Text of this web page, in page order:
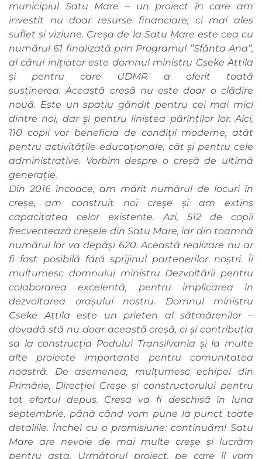
municipiul Satu Mare – un proiect în care am
investit nu doar resurse financiare, ci mai ales
suflet și viziune. Creșa de la Satu Mare este cea cu
numărul 61 finalizată prin Programul ”Sfânta Ana”,
al cărui inițiator este domnul ministru Cseke Attila
și pentru care UDMR a oferit toată
susținerea. Această creșă nu este doar o clădire
nouă. Este un spațiu gândit pentru cei mai mici
dintre noi, dar și pentru liniștea părinților lor. Aici,
110 copii vor beneficia de condiții moderne, atât
pentru activitățile educaționale, cât și pentru cele
administrative. Vorbim despre o creșă de ultimă
generație.
Din 2016 încoace, am mărit numărul de locuri în
creșe, am construit noi creșe și am extins
capacitatea celor existente. Azi, 512 de copii
frecventează creșele din Satu Mare, iar din toamnă
numărul lor va depăși 620. Această realizare nu ar
fi fost posibilă fără sprijinul partenerilor noștri. Îi
mulțumesc domnului ministru Dezvoltării pentru
colaborarea excelentă, pentru implicarea în
dezvoltarea orașului nostru. Domnul ministru
Cseke Attila este un prieten al sătmărenilor –
dovadă stă nu doar această creșă, ci și contribuția
sa la construcția Podului Transilvania și la multe
alte proiecte importante pentru comunitatea
noastră. De asemenea, mulțumesc echipei din
Primărie, Direcției Creșe și constructorului pentru
tot efortul depus. Creșa va fi deschisă în luna
septembrie, până când vom pune la punct toate
detaliile. Închei cu o promisiune: continuăm! Satu
Mare are nevoie de mai multe creșe și lucrăm
pentru asta. Următorul proiect, pe care îl vom